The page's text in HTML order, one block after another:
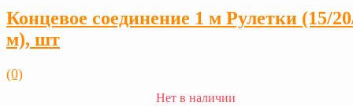
Концевое соединение 1 м Рулетки (15/
м), шт
(0)
Нет в наличии